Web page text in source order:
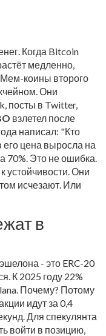
Когда Bitcoin
медленно,
коины второго
Они
посты в Twitter,
взлетел после
написал: "Кто
его цена выросла на
70%. Это не ошибка.
устойчивости. Они
исчезают. Или
в
- это ERC-20
К 2025 году 22%
Почему? Потому
идут за 0,4
Для спекулянта
войти в позицию,